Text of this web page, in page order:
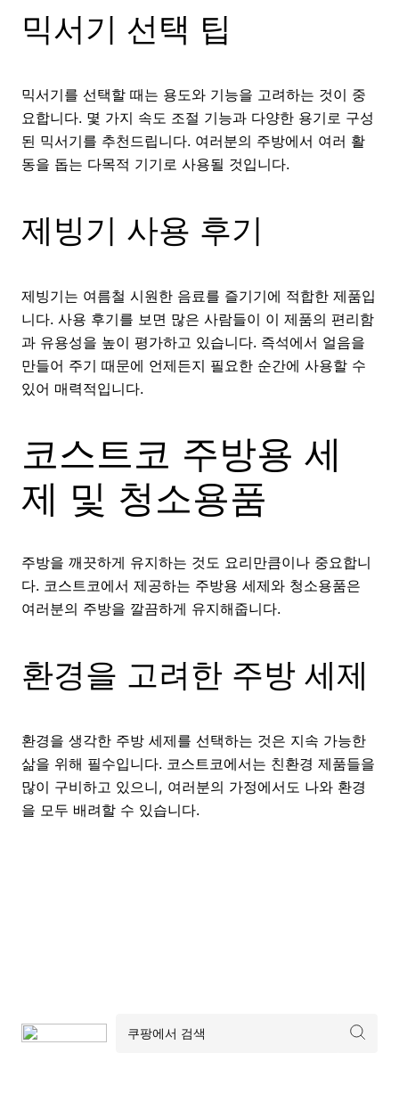
믹서기 선택 팁
믹서기를 선택할 때는 용도와 기능을 고려하는 것이 중
요합니다. 몇 가지 속도 조절 기능과 다양한 용기로 구성
된 믹서기를 추천드립니다. 여러분의 주방에서 여러 활
동을 돕는 다목적 기기로 사용될 것입니다.
제빙기 사용 후기
제빙기는 여름철 시원한 음료를 즐기기에 적합한 제품입
니다. 사용 후기를 보면 많은 사람들이 이 제품의 편리함
과 유용성을 높이 평가하고 있습니다. 즉석에서 얼음을
만들어 주기 때문에 언제든지 필요한 순간에 사용할 수
있어 매력적입니다.
코스트코 주방용 세
제 및 청소용품
주방을 깨끗하게 유지하는 것도 요리만큼이나 중요합니
다. 코스트코에서 제공하는 주방용 세제와 청소용품은
여러분의 주방을 깔끔하게 유지해줍니다.
환경을 고려한 주방 세제
환경을 생각한 주방 세제를 선택하는 것은 지속 가능한
삶을 위해 필수입니다. 코스트코에서는 친환경 제품들을
많이 구비하고 있으니, 여러분의 가정에서도 나와 환경
을 모두 배려할 수 있습니다.